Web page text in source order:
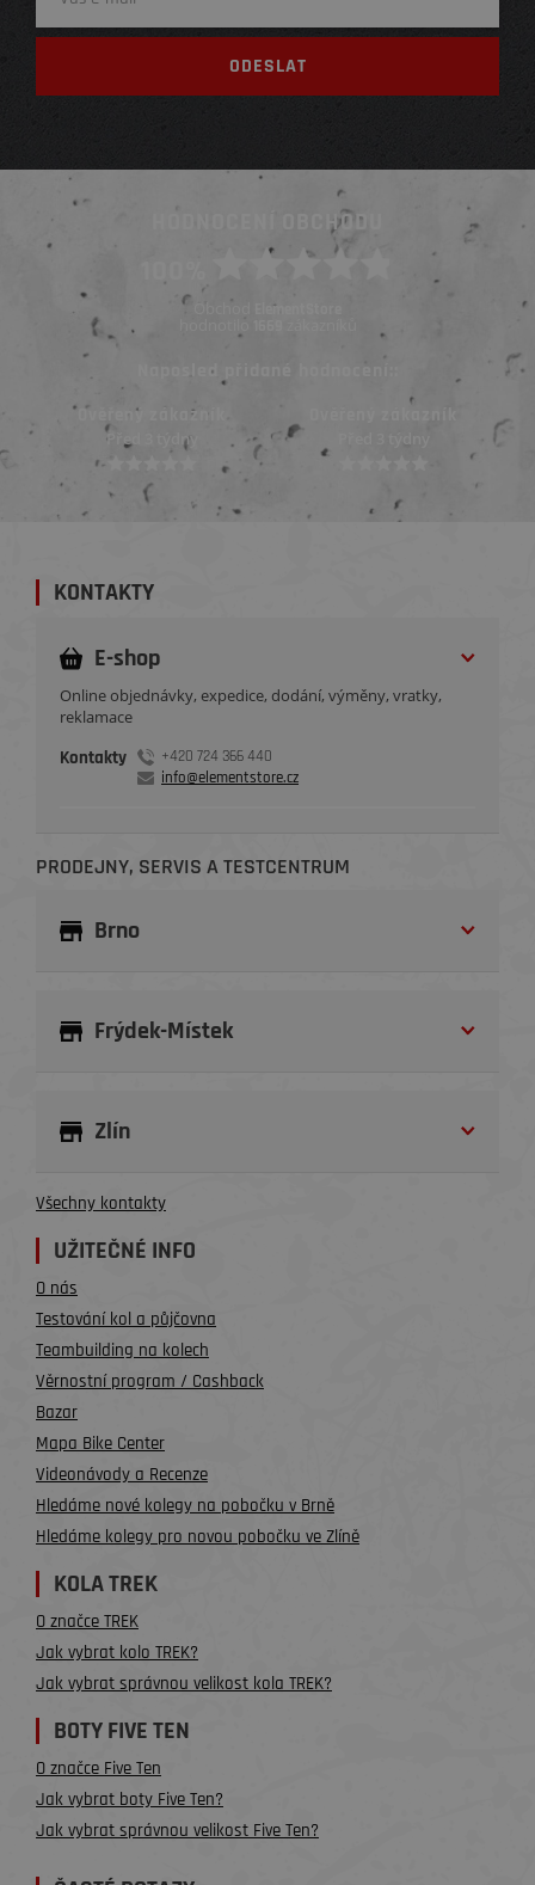
HODNOCENÍ OBCHODU
Obchod ElementStore
hodnotilo
Naposled přidané hodnocení::
Ověřený zákazník
Před 3 týdny
KONTAKTY
E-shop
Online objednávky, expedice, dodání, výměny, vratky,
reklamace
Kontakty
+420 724 366 440
info@elementstore.cz
PRODEJNY, SERVIS A TESTCENTRUM
Brno
Frýdek-Místek
Zlín
Všechny kontakty
UŽITEČNÉ INFO
O nás
Testování kol a půjčovna
Teambuilding na kolech
Věrnostní program / Cashback
Bazar
Mapa Bike Center
Videonávody a Recenze
Hledáme nové kolegy na pobočku v Brně
Hledáme kolegy pro novou pobočku ve Zlíně
KOLA TREK
O značce TREK
Jak vybrat kolo TREK?
Jak vybrat správnou velikost kola TREK?
BOTY FIVE TEN
O značce Five Ten
Jak vybrat boty Five Ten?
Jak vybrat správnou velikost Five Ten?